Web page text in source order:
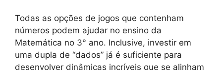
Todas as opções de jogos que contenham
números podem ajudar no ensino da
Matemática no 3° ano. Inclusive, investir em
uma dupla de “dados” já é suficiente para
desenvolver dinâmicas incríveis que se alinham